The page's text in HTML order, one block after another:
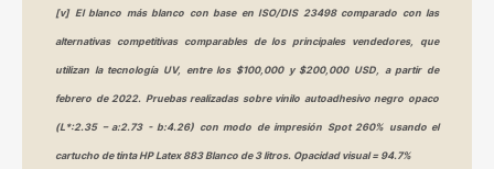
[v] El blanco más blanco con base en ISO/DIS 23498 comparado con las
alternativas competitivas comparables de los principales vendedores, que
utilizan la tecnología UV, entre los $100,000 y $200,000 USD, a partir de
febrero de 2022. Pruebas realizadas sobre vinilo autoadhesivo negro opaco
(L*:2.35 – a:2.73 - b:4.26) con modo de impresión Spot 260% usando el
cartucho de tinta HP Latex 883 Blanco de 3 litros. Opacidad visual = 94.7%